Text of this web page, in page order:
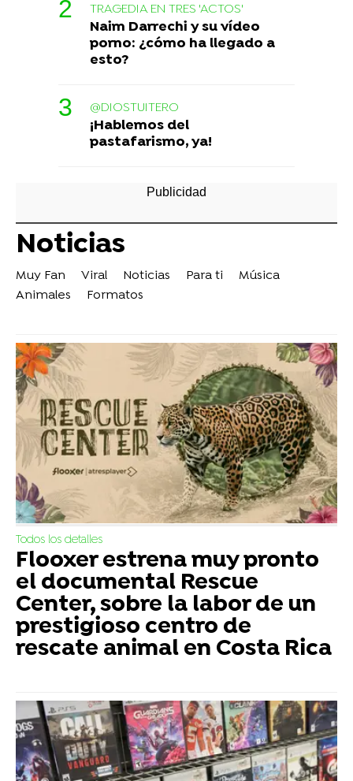
TRAGEDIA EN TRES 'ACTOS'
Naim Darrechi y su vídeo
porno: ¿cómo ha llegado a
esto?
@DIOSTUITERO
¡Hablemos del
pastafarismo, ya!
Noticias
Muy Fan Viral Noticias Para ti
Música
Animales
Formatos
Todos los detalles
Flooxer estrena muy pronto
el documental Rescue
Center, sobre la labor de un
prestigioso centro de
rescate animal en Costa Rica